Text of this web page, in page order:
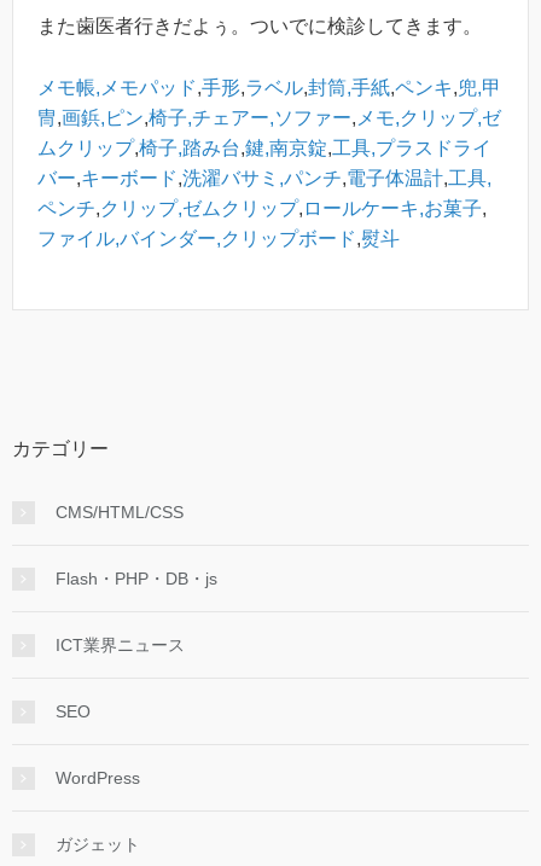
また歯医者行きだよぅ。ついでに検診してきます。
メモ帳,メモパッド,手形,ラベル,封筒,手紙,ペンキ,兜,甲
冑,画鋲,ピン,椅子,チェアー,ソファー, メモ,クリップ,ゼ
ムクリップ,椅子,踏み台,鍵,南京錠,工具,プラスドライ
バー,キーボード,洗濯バサミ,パンチ,電子体温計,工具,
ペンチ,クリップ,ゼムクリップ, ロールケーキ,お菓子,
ファイル,バインダー,クリップボード,熨斗
カテゴリー
CMS/HTML/CSS
Flash・PHP・DB・js
ICT業界ニュース
SEO
WordPress
ガジェット